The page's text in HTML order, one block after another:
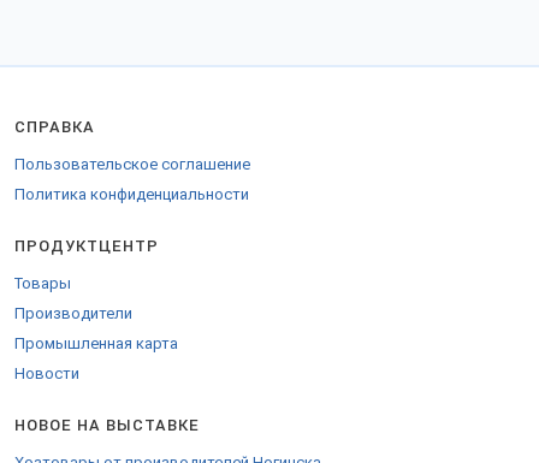
СПРАВКА
Пользовательское соглашение
Политика конфиденциальности
ПРОДУКТЦЕНТР
Товары
Производители
Промышленная карта
Новости
НОВОЕ НА ВЫСТАВКЕ